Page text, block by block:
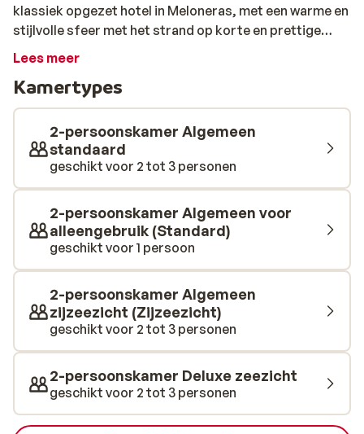
klassiek opgezet hotel in Meloneras, met een warme en
stijlvolle sfeer met het strand op korte en prettige
loopafstand. Hier geniet je van een vakantie in een zeer
gastvrije personeel altijd voor je klaar! Het resort is
ontworpen als een kleine stad met prachtige tuinen.
Het is geïnspireerd door één van de oudste kerken op
Gran Canaria. Lopesan Villa del Conde heeft een
prachtige tuin met meerdere zwembaden, waarvan er
een aantal in de winter worden verwarmd. Er is ook een
wellnesscenter, waar je massages en
schoonheidsbehandelingen (tegen betaling) kunt
boeken. Op korte afstand van het hotel ligt een
uitgestrekte golfbaan, perfect om even helemaal in het
perfect als je op zoek bent naar een zonvakantie op
Gran Canaria in een comfortabele en luxe omgeving!
Lees meer
Kamertypes
2-persoonskamer Algemeen
standaard
geschikt voor 2 tot 3 personen
2-persoonskamer Algemeen voor
alleengebruik (Standard)
geschikt voor 1 persoon
2-persoonskamer Algemeen
zijzeezicht (Zijzeezicht)
geschikt voor 2 tot 3 personen
2-persoonskamer Deluxe zeezicht
geschikt voor 2 tot 3 personen